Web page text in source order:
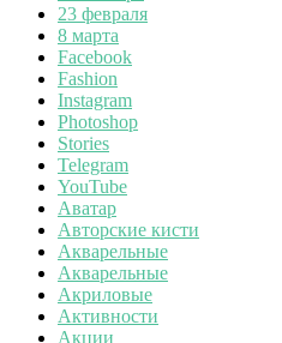
23 февраля
8 марта
Facebook
Fashion
Instagram
Photoshop
Stories
Telegram
YouTube
Аватар
Авторские кисти
Акварельные
Акварельные
Акриловые
Активности
Акции